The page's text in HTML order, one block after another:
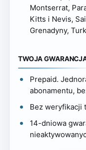
Montserrat,
Kitts i Nevis,
Grenadyny,
TWOJA
Prepaid.
abonamentu,
Bez weryfikacji
14-dniowa